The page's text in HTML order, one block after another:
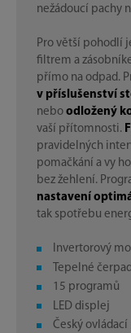
nežádoucí pachy
Pro větší pohodlí
filtrem a
přímo na odpad.
v příslušenství
nebo odložený
vaší přítomnosti.
pravidelných
pomačkání a vy
bez žehlení.
nastavení
tak spotřebu
Invertorový
Tepelné
15 programů
LED displej
Český ovládací